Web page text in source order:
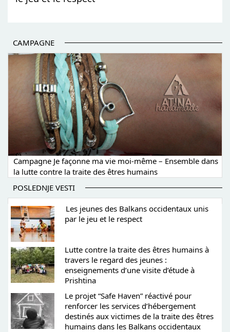
CAMPAGNE
Campagne Je façonne ma vie moi-même – Ensemble dans
la lutte contre la traite des êtres humains
POSLEDNJE VESTI
Les jeunes des Balkans occidentaux unis
par le jeu et le respect
Lutte contre la traite des êtres humains à
travers le regard des jeunes :
enseignements d’une visite d’étude à
Prishtina
Le projet “Safe Haven” réactivé pour
renforcer les services d’hébergement
destinés aux victimes de la traite des êtres
humains dans les Balkans occidentaux